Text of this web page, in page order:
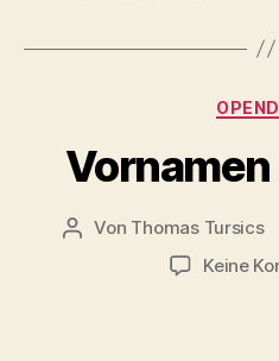
Beitragsautor
Von Thomas Tursics
Keine